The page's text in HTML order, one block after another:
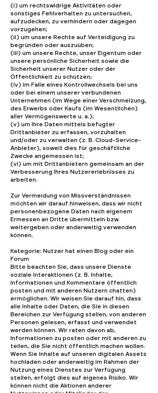
(i) um rechtswidrige Aktivitäten oder
sonstiges Fehlverhalten zu untersuchen,
aufzudecken, zu verhindern oder dagegen
vorzugehen;
(ii) um unsere Rechte auf Verteidigung zu
begründen oder auszuüben;
(iii) um unsere Rechte, unser Eigentum oder
unsere persönliche Sicherheit sowie die
Sicherheit unserer Nutzer oder der
Öffentlichkeit zu schützen;
(iv) im Falle eines Kontrollwechsels bei uns
oder bei einem unserer verbundenen
Unternehmen (im Wege einer Verschmelzung,
des Erwerbs oder Kaufs (im Wesentlichen)
aller Vermögenswerte u. a.);
(v) um Ihre Daten mittels befugter
Drittanbieter zu erfassen, vorzuhalten
und/oder zu verwalten (z. B. Cloud-Service-
Anbieter), soweit dies für geschäftliche
Zwecke angemessen ist;
(vi) um mit Drittanbietern gemeinsam an der
Verbesserung Ihres Nutzererlebnisses zu
arbeiten.
Zur Vermeidung von Missverständnissen
möchten wir darauf hinweisen, dass wir nicht
personenbezogene Daten nach eigenem
Ermessen an Dritte übermitteln bzw.
weitergeben oder anderweitig verwenden
können.
Kategorie: Nutzer hat einen Blog oder ein
Forum
Bitte beachten Sie, dass unsere Dienste
soziale Interaktionen (z. B. Inhalte,
Informationen und Kommentare öffentlich
posten und mit anderen Nutzern chatten)
ermöglichen. Wir weisen Sie darauf hin, dass
alle Inhalte oder Daten, die Sie in diesen
Bereichen zur Verfügung stellen, von anderen
Personen gelesen, erfasst und verwendet
werden können. Wir raten davon ab,
Informationen zu posten oder mit anderen zu
teilen, die Sie nicht öffentlich machen wollen.
Wenn Sie Inhalte auf unseren digitalen Assets
hochladen oder anderweitig im Rahmen der
Nutzung eines Dienstes zur Verfügung
stellen, erfolgt dies auf eigenes Risiko. Wir
können nicht die Aktionen anderer